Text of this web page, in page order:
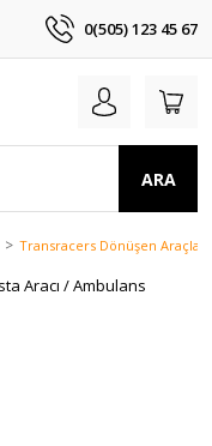
0(505) 123 45 67
ARA
Transracers Dönüşen Araçlar